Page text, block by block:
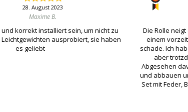
28. August 2023
Maxime B.
korrekt installiert sein, um nicht zu
ausprobiert, sie haben
es geliebt
Die Rolle
einem
schade. Ich
aber
Abgesehen
und abbauen
Set mit Feder,